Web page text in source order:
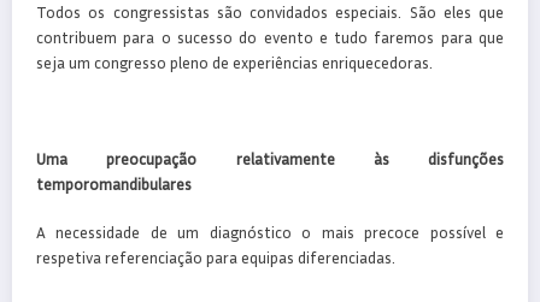
Todos os congressistas são convidados especiais. São eles que
contribuem para o sucesso do evento e tudo faremos para que
seja um congresso pleno de experiências enriquecedoras.
Uma preocupação relativamente às disfunções
temporomandibulares
A necessidade de um diagnóstico o mais precoce possível e
respetiva referenciação para equipas diferenciadas.